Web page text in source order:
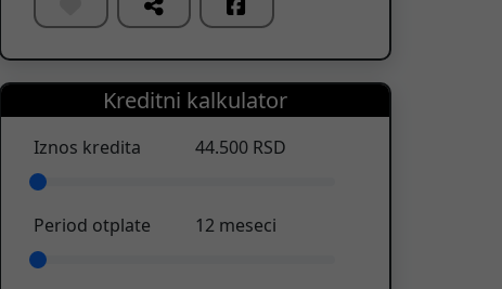
Kreditni kalkulator
Iznos kredita 44.500 RSD
Period otplate 12 meseci